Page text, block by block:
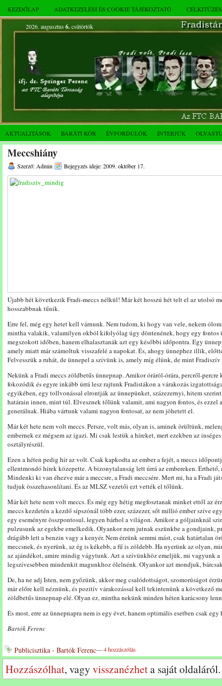
KEZDŐLAP ADATKEZELÉSI ÉS COOKIE TÁJÉKOZTATÓ
2026. augusztus 6.csütörtök
AKTUALITÁSOK BARÁTI KÖR ÉVFORDULÓK INTERJÚK
Meccshiány
Szerző: Admin Bejegyzés ideje: 2009. október 17.
Újabb hét következik Fradi-meccs nélkül! Már két hosszú hét telt el az utolsó
hosszabbnak tűnik.
Erre fel, még egy hetet kell várnunk. Nem tudom, ki hogy van vele, nekem
mintha valakik, valamilyen okból kifolyólag úgy döntenének, hogy egy fontos
megszokott időben, hanem elhalasztanák azt egy későbbi időpontra. Egy
amely miatt már számoltuk visszafelé a napokat. És, ahogy ünnephez illik,
Felvesszük a ruhát, de ünnepel a szívünk is, amely míg élünk, de mint
Nekünk a Fradi meccs zöldbetűs ünnepnap. Amikor óráról-órára, percről-
fokozódik és egyre inkább úrrá lesz rajtunk Fradistákon a várakozás
egyikében, egy tollvonással elrontják az ünnepünket, százezernyi, hitem
határain innen, mint túl. Elvesznek tőlünk valamit, ami nagyon fontos, és ezzel
generálnak. Hiába vártunk valami nagyon fontosat, az nem jöhetett el.
Már két hete nem volt meccs. Persze, volt más, olyan is, aminek örültünk,
embernek ez mégsem az igazi. Mi csak lestük a híreket, mert ezekben az
osztályrészül.
Ezen a héten pedig hír az volt. Csak kapkodta az ember a fejét, a meccs
ellentmondó hírek közepette. A bizonytalanság lett úrrá az embereken.
Mindenki ki van éhezve már a meccsre, a Fradi meccsére. Mert mi, ha a Fradi
tudjuk összehasonlítani. És az MLSZ vezetői ezt vették el tőlünk.
Már két hete nem volt meccs. És még egy hétig megfosztanak minket ettől az
meccs kezdetén a kezdő sípszónál több ezer, százezer, sőt millió ember szíve
egy eseményre összpontosul, legyen bárhol a világon. Amikor a góljainknál
pulzusunk az egekbe emelkedik. Olyankor nem jutnak eszünkbe a gondjaink,
drágább lett a benzin vagy a kenyér. Nem érzünk semmi mást, csak határtalan
meccsnek, és nyerünk, az ég is kékebb, a fű is zöldebb. Ha nyerünk az olyan,
az ajándékot, amire mindig vágytunk. Azt a szívünkhöz emeljük, mi vagyunk
legszívesebben mindenkit magunkhoz ölelnénk. Olyankor azt mondjuk,
De, ha ne adj Isten, nem győzünk, akkor meg csalódottságot, szomorúságot
már előre kell néznünk, és pozitív várakozással kell tekintenünk a következő
zöldbetűs ünnepnap elé. Olyan ez, mintha nekünk minden héten karácsony
És most, erre az ünnepnapra nem is egy évet, hanem optimális esetben csak
Bartók Ferenc
Publicisztika - Bartók Ferenc---4 hozzászólás
Hozzászólhat, vagyvisszanézheta saját oldaláról.